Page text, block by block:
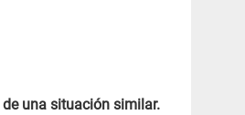
una situación similar.